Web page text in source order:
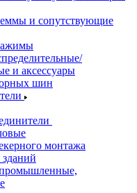
и сопутствующие
и аксессуары
шин
монтажа
зданий
промышленные,